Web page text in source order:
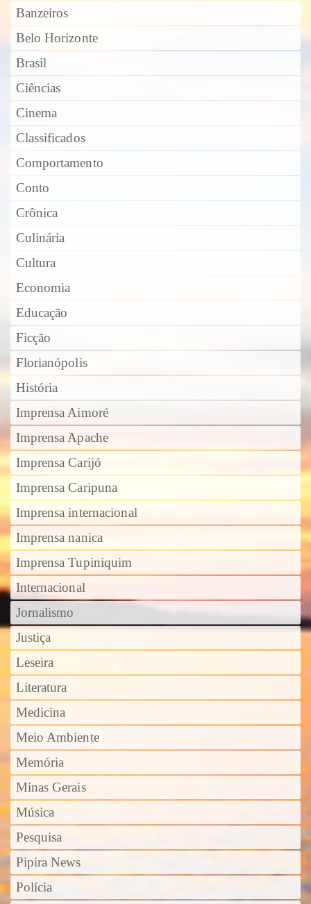
Banzeiros
Belo Horizonte
Brasil
Ciências
Cinema
Classificados
Comportamento
Conto
Crônica
Culinária
Cultura
Economia
Educação
Ficção
Florianópolis
História
Imprensa Aimoré
Imprensa Apache
Imprensa Carijó
Imprensa Caripuna
Imprensa internacional
Imprensa nanica
Imprensa Tupiniquim
Internacional
Jornalismo
Justiça
Leseira
Literatura
Medicina
Meio Ambiente
Memória
Minas Gerais
Música
Pesquisa
Pipira News
Polícia